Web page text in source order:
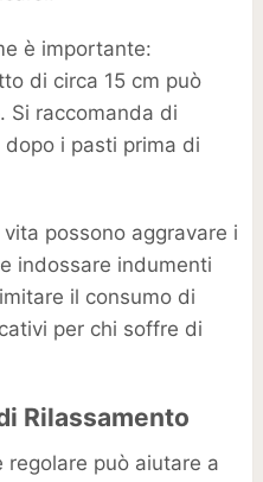
è importante:
di circa 15 cm può
Si raccomanda di
i pasti prima di
possono aggravare i
indossare indumenti
il consumo di
per chi soffre di
Rilassamento
regolare può aiutare a